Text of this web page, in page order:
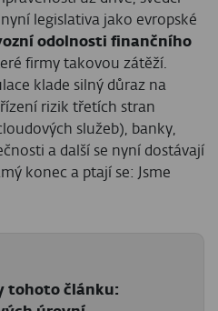
legislativa jako evropské
odolnosti finančního
firmy takovou zátěží.
klade silný důraz na
rizik třetích stran
služeb), banky,
a další se nyní dostávají
konec a ptají se: Jsme
tohoto článku: